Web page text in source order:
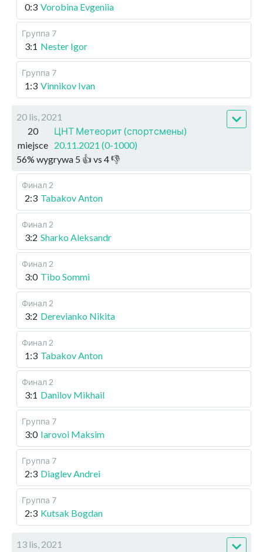
0:3 Vorobina Evgeniia
Группа 7
3:1 Nester Igor
Группа 7
1:3 Vinnikov Ivan
20 lis, 2021
20
miejsce
ЦНТ Метеорит (спортсмены)
20.11.2021 (0-1000)
56% wygrywa 5 👍 vs 4👎
Финал 2
2:3 Tabakov Anton
Финал 2
3:2 Sharko Aleksandr
Финал 2
3:0 Tibo Sommi
Финал 2
3:2 Derevianko Nikita
Финал 2
1:3 Tabakov Anton
Финал 2
3:1 Danilov Mikhail
Группа 7
3:0 Iarovoi Maksim
Группа 7
2:3 Diaglev Andrei
Группа 7
2:3 Kutsak Bogdan
13 lis, 2021